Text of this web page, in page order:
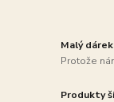
Malý
Protože
Produkty